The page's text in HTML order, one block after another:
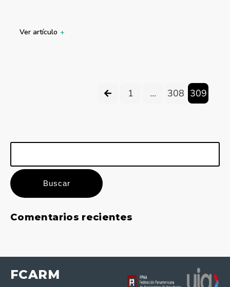
Ver artículo +
1 … 308 309
Buscar:
Comentarios recientes
FCARM